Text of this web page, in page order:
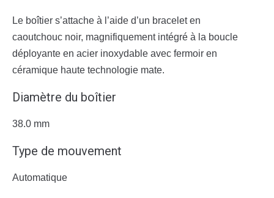
Le boîtier s’attache à l’aide d’un bracelet en
caoutchouc noir, magnifiquement intégré à la boucle
déployante en acier inoxydable avec fermoir en
céramique haute technologie mate.
Diamètre du boîtier
38.0 mm
Type de mouvement
Automatique